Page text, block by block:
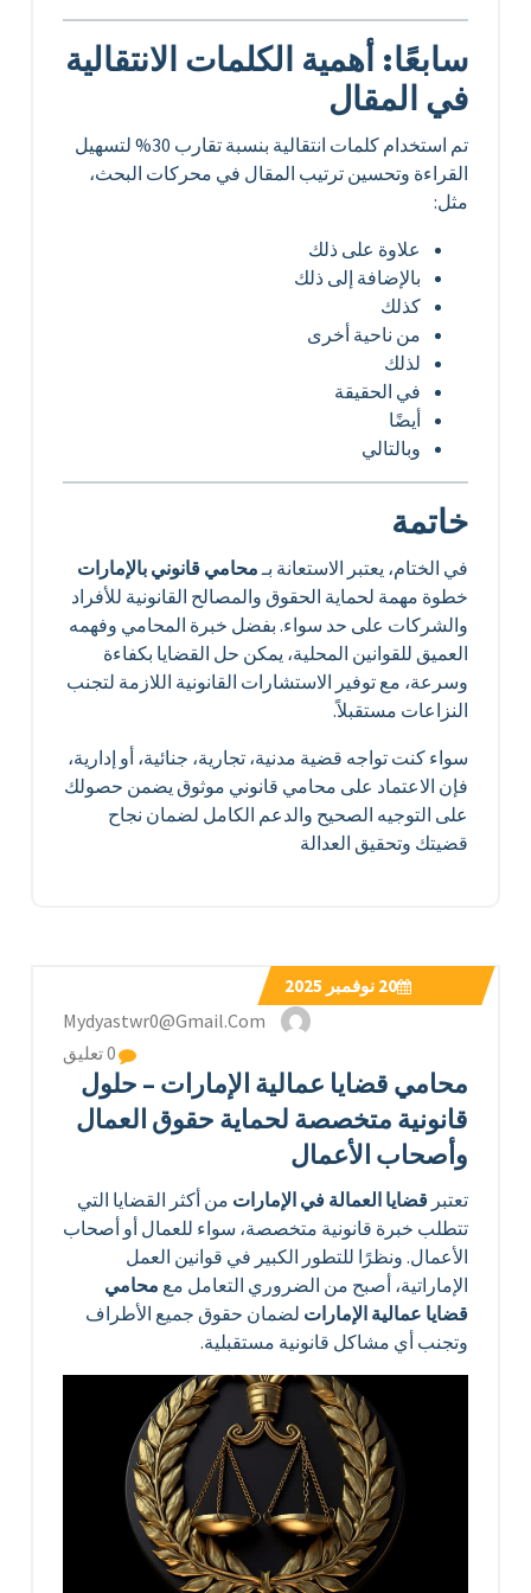
سابعًا: أهمية الكلمات الانتقالية
في المقال
تم استخدام كلمات انتقالية بنسبة تقارب 30% لتسهيل
القراءة وتحسين ترتيب المقال في محركات البحث،
مثل:
علاوة على ذلك
بالإضافة إلى ذلك
كذلك
من ناحية أخرى
لذلك
في الحقيقة
أيضًا
وبالتالي
خاتمة
في الختام، يعتبر الاستعانة بـمحامي قانوني بالإمارات
خطوة مهمة لحماية الحقوق والمصالح القانونية للأفراد
والشركات على حد سواء. بفضل خبرة المحامي وفهمه
العميق للقوانين المحلية، يمكن حل القضايا بكفاءة
وسرعة، مع توفير الاستشارات القانونية اللازمة لتجنب
النزاعات مستقبلاً.
سواء كنت تواجه قضية مدنية، تجارية، جنائية، أو إدارية،
فإن الاعتماد على محامي قانوني موثوق يضمن حصولك
على التوجيه الصحيح والدعم الكامل لضمان نجاح
قضيتك وتحقيق العدالة
20نوفمبر 2025
Mydyastwr0@gmail.com
0 تعليق
محامي قضايا عمالية الإمارات – حلول
قانونية متخصصة لحماية حقوق العمال
وأصحاب الأعمال
تعتبر قضايا العمالة في الإماراتمن أكثر القضايا التي
تتطلب خبرة قانونية متخصصة، سواء للعمال أو أصحاب
الأعمال. ونظرًا للتطور الكبير في قوانين العمل
الإماراتية، أصبح من الضروري التعامل معمحامي
قضايا عمالية الإماراتلضمان حقوق جميع الأطراف
وتجنب أي مشاكل قانونية مستقبلية.